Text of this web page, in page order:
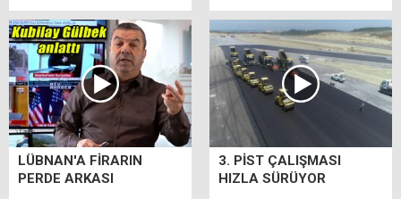
LÜBNAN'A FİRARIN
PERDE ARKASI
3. PİST ÇALIŞMASI
HIZLA SÜRÜYOR